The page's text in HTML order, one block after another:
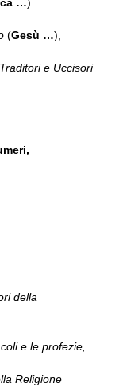
(Gesù …),
e Uccisori
della
e le profezie,
Religione